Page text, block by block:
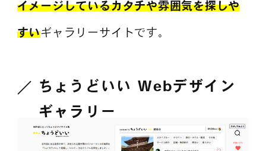
イメージしているカタチや雰囲気を探しや
すいギャラリーサイトです。
ちょうどいい Webデザイン
ギャラリー